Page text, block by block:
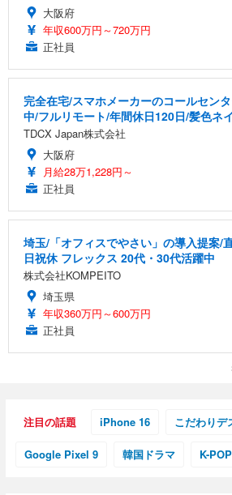
大阪府
年収600万円～720万円
正社員
完全在宅/スマホメーカーのコールセン
中/フルリモート/年間休日120日/髪色ネ
TDCX Japan株式会社
大阪府
月給28万1,228円～
正社員
埼玉/「オフィスでやさい」の導入提案/
日祝休 フレックス 20代・30代活躍中
株式会社KOMPEITO
埼玉県
年収360万円～600万円
正社員
注目の話題 iPhone 16 こだわりデ
Google Pixel 9 韓国ドラマ K-POP